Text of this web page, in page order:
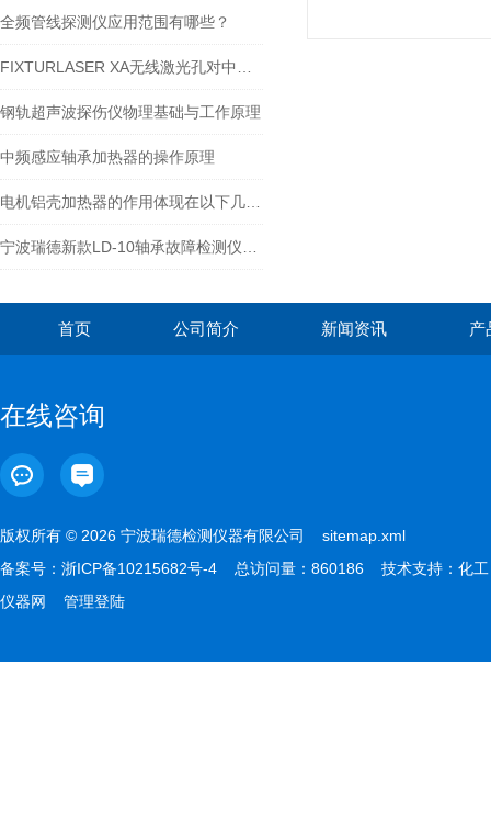
全频管线探测仪应用范围有哪些？
钢轨超声波探伤仪物理基础与工作原理
中频感应轴承加热器的操作原理
首页 公司简介 新闻资讯 产
在线咨询
版权所有 © 2026 宁波瑞德检测仪器有限公司 sitemap.xml
备案号： 浙ICP备10215682号-4 总访问量：860186 技术支持： 化工
仪器网
管理登陆